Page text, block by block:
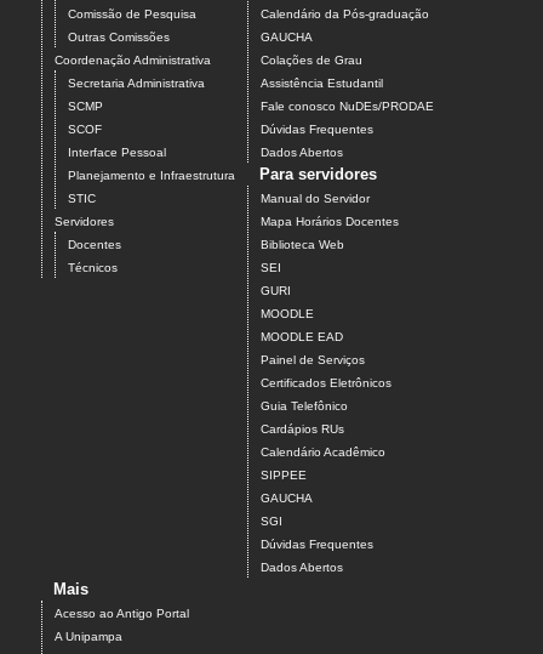
Comissão de Pesquisa
Outras Comissões
Coordenação Administrativa
Secretaria Administrativa
SCMP
SCOF
Interface Pessoal
Planejamento e Infraestrutura
STIC
Servidores
Docentes
Técnicos
Calendário da Pós-graduação
GAUCHA
Colações de Grau
Assistência Estudantil
Fale conosco NuDEs/PRODAE
Dúvidas Frequentes
Dados Abertos
Para servidores
Manual do Servidor
Mapa Horários Docentes
Biblioteca Web
SEI
GURI
MOODLE
MOODLE EAD
Painel de Serviços
Certificados Eletrônicos
Guia Telefônico
Cardápios RUs
Calendário Acadêmico
SIPPEE
GAUCHA
SGI
Dúvidas Frequentes
Dados Abertos
Mais
Acesso ao Antigo Portal
A Unipampa